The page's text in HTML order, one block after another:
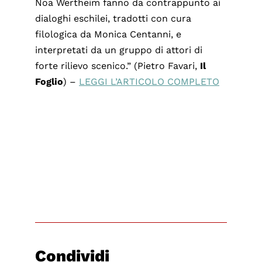
Noa Wertheim fanno da contrappunto ai
dialoghi eschilei, tradotti con cura
filologica da Monica Centanni, e
interpretati da un gruppo di attori di
forte rilievo scenico.” (Pietro Favari, Il
Foglio) – LEGGI L’ARTICOLO COMPLETO
Condividi